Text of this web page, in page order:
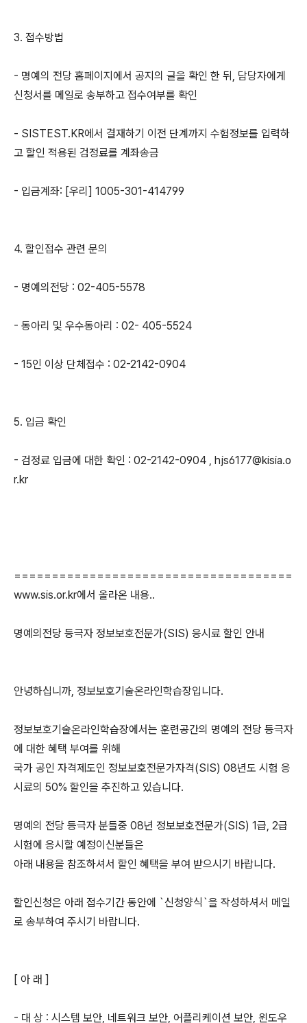
3. 접수방법
- 명예의 전당 홈페이지에서 공지의 글을 확인 한 뒤, 담당자에게
신청서를 메일로 송부하고 접수여부를 확인
- SISTEST.KR에서 결재하기 이전 단계까지 수험정보를 입력하
고 할인 적용된 검정료를 계좌송금
- 입금계좌: [우리] 1005-301-414799
4. 할인접수 관련 문의
- 명예의전당 : 02-405-5578
- 동아리 및 우수동아리 : 02- 405-5524
- 15인 이상 단체접수 : 02-2142-0904
5. 입금 확인
- 검정료 입금에 대한 확인 : 02-2142-0904 , hjs6177@kisia.o
r.kr
=====================================
www.sis.or.kr에서 올라온 내용..
명예의전당 등극자 정보보호전문가(SIS) 응시료 할인 안내
안녕하십니까, 정보보호기술온라인학습장입니다.
정보보호기술온라인학습장에서는 훈련공간의 명예의 전당 등극자
에 대한 혜택 부여를 위해
국가 공인 자격제도인 정보보호전문가자격(SIS) 08년도 시험 응
시료의 50% 할인을 추진하고 있습니다.
명예의 전당 등극자 분들중 08년 정보보호전문가(SIS) 1급, 2급
시험에 응시할 예정이신분들은
아래 내용을 참조하셔서 할인 혜택을 부여 받으시기 바랍니다.
할인신청은 아래 접수기간 동안에 `신청양식`을 작성하셔서 메일
로 송부하여 주시기 바랍니다.
[ 아 래 ]
- 대 상 : 시스템 보안, 네트워크 보안, 어플리케이션 보안, 윈도우